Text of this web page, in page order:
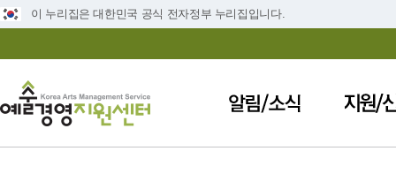
이 누리집은 대한민국 공식 전자정부 누리집입니다.